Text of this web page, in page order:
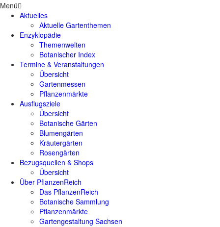
Menü
Aktuelles
Aktuelle Gartenthemen
Enzyklopädie
Themenwelten
Botanischer Index
Termine & Veranstaltungen
Übersicht
Gartenmessen
Pflanzenmärkte
Ausflugsziele
Übersicht
Botanische Gärten
Blumengärten
Kräutergärten
Rosengärten
Bezugsquellen & Shops
Übersicht
Über PflanzenReich
Das PflanzenReich
Botanische Sammlung
Pflanzenmärkte
Gartengestaltung Sachsen